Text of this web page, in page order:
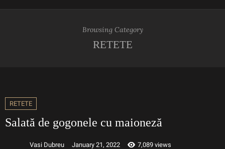
Browsing Category
RETETE
RETETE
Salată de gogonele cu maioneză
Vasi Dubreu January 21, 2022 7,089 views